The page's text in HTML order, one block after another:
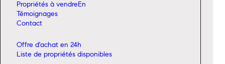
Propriétés à vendre
Témoignages
Contact
En
Offre d'achat en 24h
Liste de propriétés disponibles